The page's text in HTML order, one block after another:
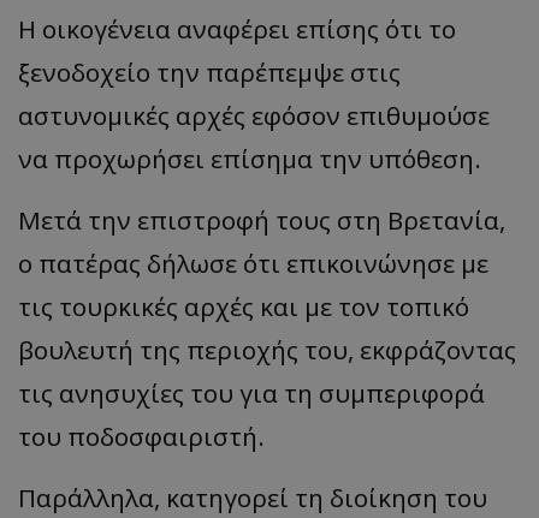
Η οικογένεια αναφέρει επίσης ότι το
ξενοδοχείο την παρέπεμψε στις
αστυνομικές αρχές εφόσον επιθυμούσε
να προχωρήσει επίσημα την υπόθεση.
Μετά την επιστροφή τους στη Βρετανία,
ο πατέρας δήλωσε ότι επικοινώνησε με
τις τουρκικές αρχές και με τον τοπικό
βουλευτή της περιοχής του, εκφράζοντας
τις ανησυχίες του για τη συμπεριφορά
του ποδοσφαιριστή.
Παράλληλα, κατηγορεί τη διοίκηση του